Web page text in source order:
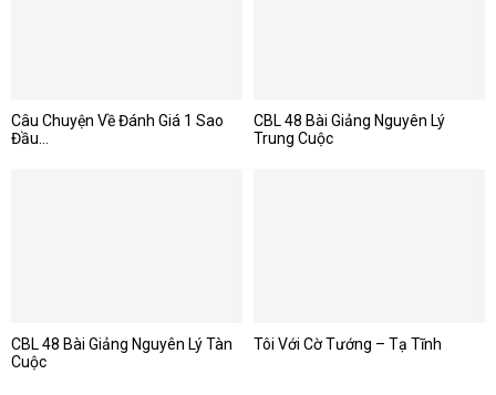
Câu Chuyện Về Đánh Giá 1 Sao
Đầu...
CBL 48 Bài Giảng Nguyên Lý
Trung Cuộc
CBL 48 Bài Giảng Nguyên Lý Tàn
Cuộc
Tôi Với Cờ Tướng – Tạ Tĩnh